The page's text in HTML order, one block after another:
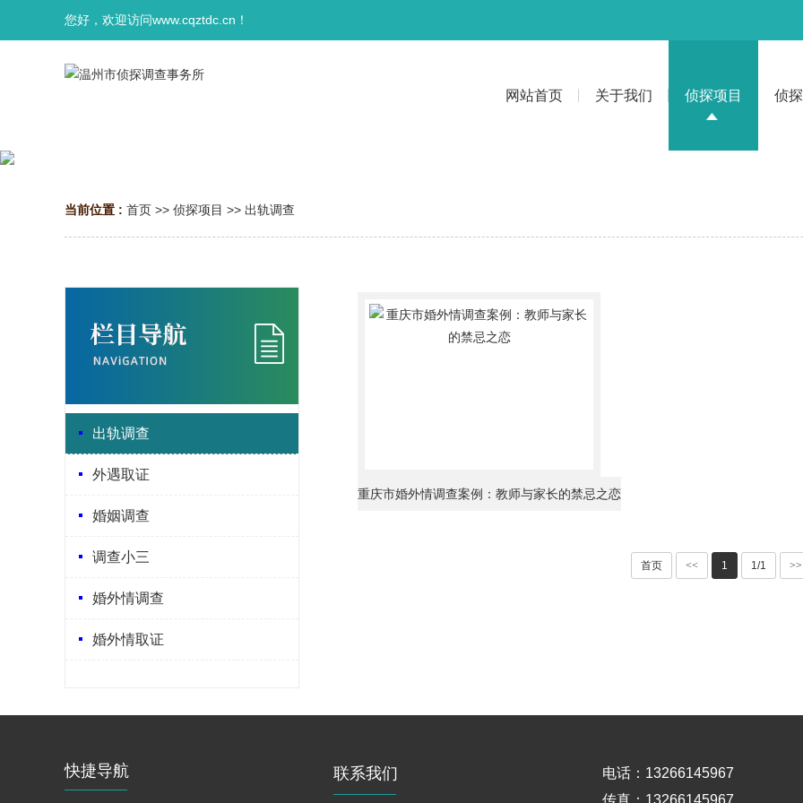
您好，欢迎访问www.cqztdc.cn！
网站首页 关于我们 侦探项目 侦
当前位置 : 首页 >> 侦探项目 >> 出轨调查
出轨调查
外遇取证
婚姻调查
调查小三
婚外情调查
婚外情取证
重庆市婚外情调查案例：教师与家长的禁忌之恋
首页 << 1 1/1 >>
快捷导航 联系我们
电话：13266145967
传真：13266145967